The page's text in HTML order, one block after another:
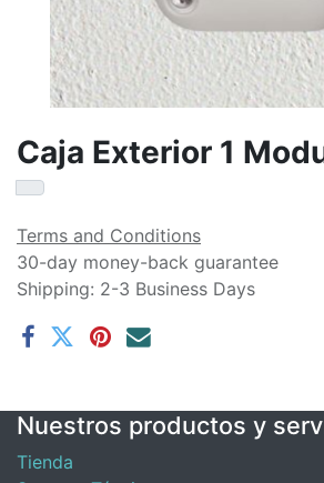
Caja Exterior 1
Terms and Conditions
30-day money-back guarantee
Shipping: 2-3 Business Days
Nuestros productos y
Tienda